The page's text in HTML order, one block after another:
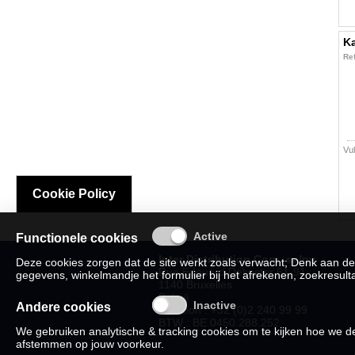
Inter Distribution Corp. sa/nv
Rue Edouard Dekoster 61-91
1140 Bruxelles
België
Telefoon : +32 (0)2 240 99 99
Cookie Policy
Functionele cookies
Deze cookies zorgen dat de site werkt zoals verwacht; Denk aan
gegevens, winkelmandje het formulier bij het afrekenen,
Andere cookies
We gebruiken analytische & tracking cookies om te kijken hoe we
afstemmen op jouw voorkeur.